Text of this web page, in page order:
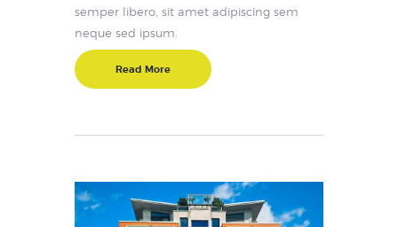
semper libero, sit amet adipiscing sem
neque sed ipsum.
Read More